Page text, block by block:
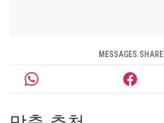
MESSAGES.SHARE